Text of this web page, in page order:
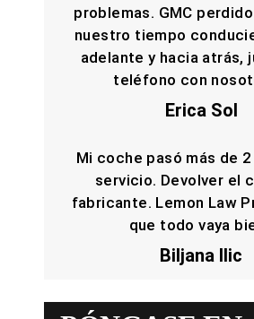
problemas. GMC
nuestro tiempo
adelante y hacia atrás,
teléfono con
Erica Sol
Mi coche pasó más de
servicio. Devolver el
fabricante. Lemon Law
que todo vaya
Biljana Ilic